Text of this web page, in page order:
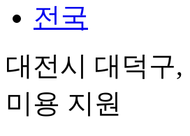
전국
대전시 대덕구
미용 지원